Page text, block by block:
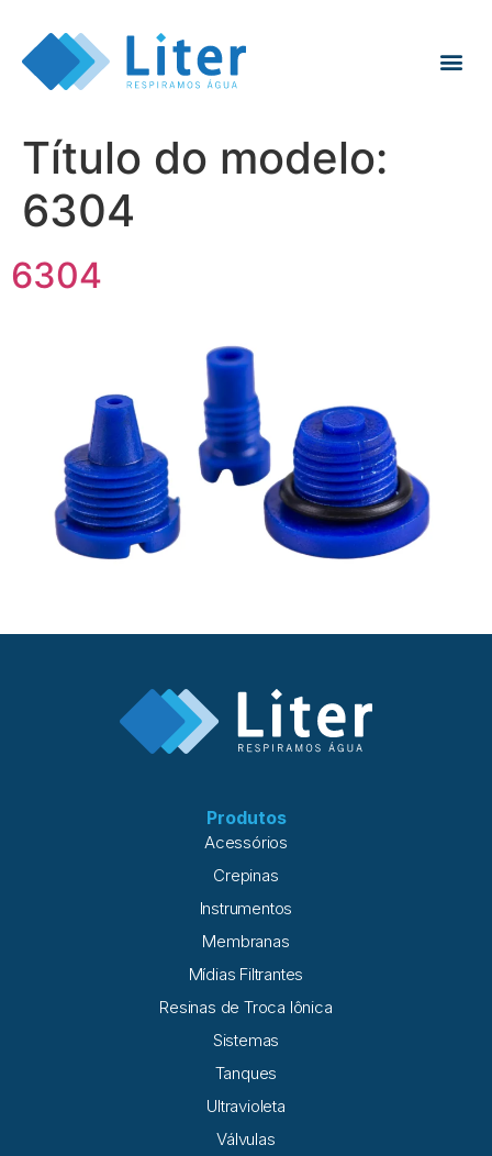
Título do modelo:
6304
6304
Produtos
Acessórios
Crepinas
Instrumentos
Membranas
Mídias Filtrantes
Resinas de Troca Iônica
Sistemas
Tanques
Ultravioleta
Válvulas